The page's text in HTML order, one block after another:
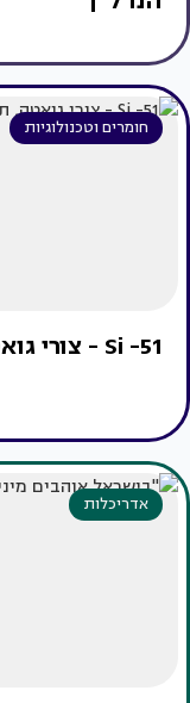
חומרים וטכנולוגיות
Si -51 - צורי גואטה, תערוכה
אדריכלות